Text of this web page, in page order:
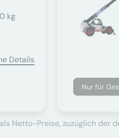
kg
Details
Nur für
Netto-Preise, zuzüglich der